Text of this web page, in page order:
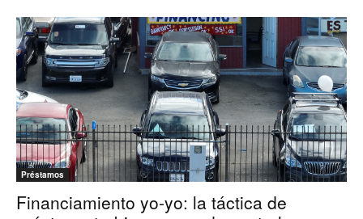
Préstamos
Financiamiento yo-yo: la táctica de